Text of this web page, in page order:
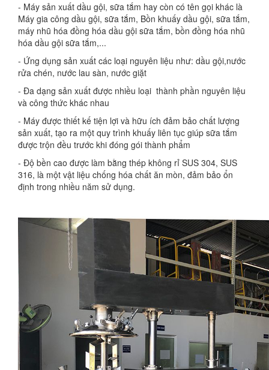
- Máy sản xuất dầu gội, sữa tắm hay còn có tên gọi khác là
Máy gia công dầu gội, sữa tắm, Bồn khuấy dầu gội, sữa tắm,
máy nhũ hóa đồng hóa dầu gội sữa tắm, bồn đồng hóa nhũ
hóa dầu gội sữa tắm,...
- Ứng dụng sản xuất các loại nguyên liệu như: dầu gội,nước
rửa chén, nước lau sàn, nước giặt
- Đa dạng sản xuất được nhiều loại thành phần nguyên liệu
và công thức khác nhau
- Máy được thiết kế tiện lợi và hữu ích đảm bảo chất lượng
sản xuất, tạo ra một quy trình khuấy liên tục giúp sữa tắm
được trộn đều trước khi đóng gói thành phẩm
- Độ bền cao được làm bằng thép không rỉ SUS 304, SUS
316, là một vật liệu chống hóa chất ăn mòn, đảm bảo ổn
định trong nhiều năm sử dụng.